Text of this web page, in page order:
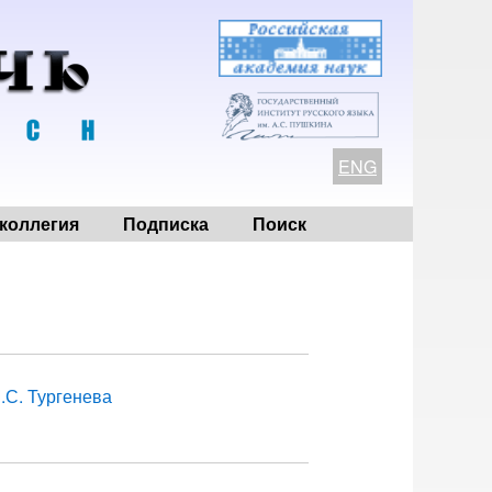
ENG
Подписка Поиск
Тургенева